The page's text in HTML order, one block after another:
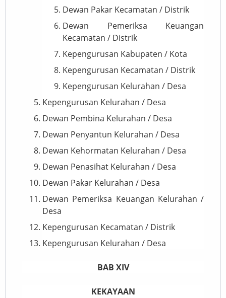
Dewan Pakar Kecamatan / Distrik
Dewan Pemeriksa Keuangan
Kecamatan / Distrik
Kepengurusan Kabupaten / Kota
Kepengurusan Kecamatan / Distrik
Kepengurusan Kelurahan / Desa
Kepengurusan Kelurahan / Desa
Dewan Pembina Kelurahan / Desa
Dewan Penyantun Kelurahan / Desa
Dewan Kehormatan Kelurahan / Desa
Dewan Penasihat Kelurahan / Desa
Dewan Pakar Kelurahan / Desa
Dewan Pemeriksa Keuangan Kelurahan /
Desa
Kepengurusan Kecamatan / Distrik
Kepengurusan Kelurahan / Desa
BAB XIV
KEKAYAAN